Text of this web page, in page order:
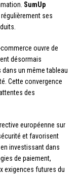
SumUp
ses
ouvre de
désormais
un même tableau
Cette convergence
des
européenne sur
et favorisent
investissant dans
de paiement,
exigences futures du